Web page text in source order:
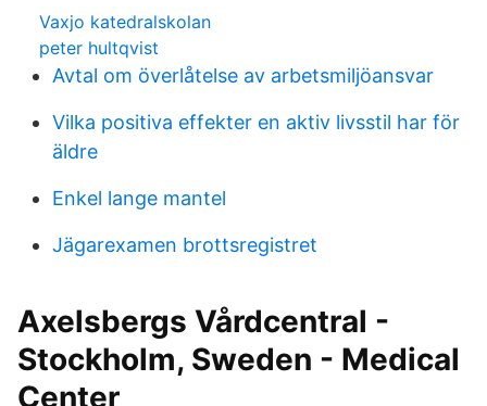
Vaxjo katedralskolan
peter hultqvist
Avtal om överlåtelse av arbetsmiljöansvar
Vilka positiva effekter en aktiv livsstil har för
äldre
Enkel lange mantel
Jägarexamen brottsregistret
Axelsbergs Vårdcentral -
Stockholm, Sweden - Medical
Center